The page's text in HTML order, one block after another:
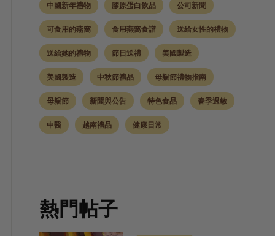
中國新年禮物 膠原蛋白飲品 公司新聞
可食用的燕窩 食用燕窩食譜 送給女性的禮物
送給她的禮物 節日送禮 美國製造
美國製造 中秋節禮品 母親節禮物指南
母親節 新聞與公告 特色食品 春季過敏
中醫 越南禮品 健康日常
熱門帖子